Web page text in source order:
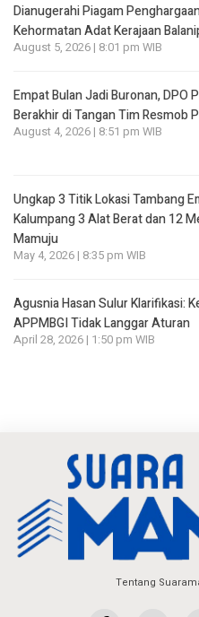
Dianugerahi Piagam
Kehormatan Adat Kerajaan
August 5, 2026 | 8:01 pm WIB
Empat Bulan Jadi Buronan, DPO
Berakhir di Tangan Tim Resmob
August 4, 2026 | 8:51 pm WIB
Ungkap 3 Titik Lokasi Tambang
Kalumpang 3 Alat Berat dan 12
Mamuju
May 4, 2026 | 8:35 pm WIB
Agusnia Hasan Sulur Klarifikasi:
APPMBGI Tidak Langgar Aturan
April 28, 2026 | 1:50 pm WIB
Tentang